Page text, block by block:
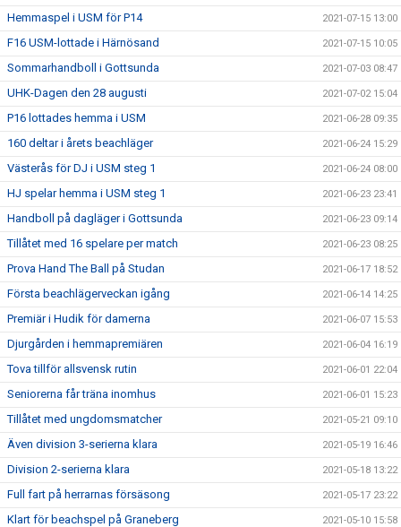
Hemmaspel i USM för P14 2021-07-15 13:00
F16 USM-lottade i Härnösand 2021-07-15 10:05
Sommarhandboll i Gottsunda 2021-07-03 08:47
UHK-Dagen den 28 augusti 2021-07-02 15:04
P16 lottades hemma i USM 2021-06-28 09:35
160 deltar i årets beachläger 2021-06-24 15:29
Västerås för DJ i USM steg 1 2021-06-24 08:00
HJ spelar hemma i USM steg 1 2021-06-23 23:41
Handboll på dagläger i Gottsunda 2021-06-23 09:14
Tillåtet med 16 spelare per match 2021-06-23 08:25
Prova Hand The Ball på Studan 2021-06-17 18:52
Första beachlägerveckan igång 2021-06-14 14:25
Premiär i Hudik för damerna 2021-06-07 15:53
Djurgården i hemmapremiären 2021-06-04 16:19
Tova tillför allsvensk rutin 2021-06-01 22:04
Seniorerna får träna inomhus 2021-06-01 15:23
Tillåtet med ungdomsmatcher 2021-05-21 09:10
Även division 3-serierna klara 2021-05-19 16:46
Division 2-serierna klara 2021-05-18 13:22
Full fart på herrarnas försäsong 2021-05-17 23:22
Klart för beachspel på Graneberg 2021-05-10 15:58